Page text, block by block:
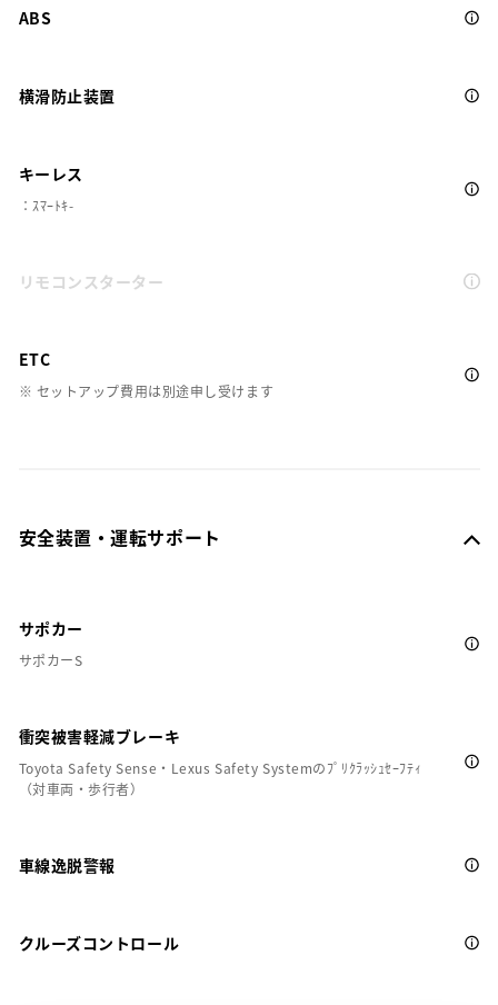
ABS
横滑防止装置
キーレス
：ｽﾏｰﾄｷ-
リモコンスターター
ETC
※ セットアップ費用は別途申し受けます
安全装置・運転サポート
サポカー
サポカーS
衝突被害軽減ブレーキ
Toyota Safety Sense・Lexus Safety Systemのﾌﾟﾘｸﾗｯｼｭｾｰﾌﾃｨ
（対車両・歩行者）
車線逸脱警報
クルーズコントロール